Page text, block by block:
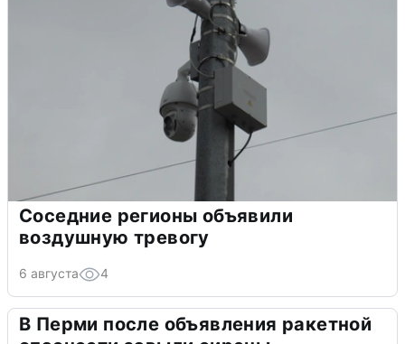
Соседние регионы объявили
воздушную тревогу
6 августа 4
В Перми после объявления ракетной